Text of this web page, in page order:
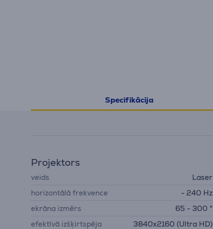
Specifikācija
Projektors
veids
Laser
horizontālā frekvence
- 240 Hz
ekrāna izmērs
65 - 300 "
efektīvā izšķirtspēja
3840x2160 (Ultra HD)